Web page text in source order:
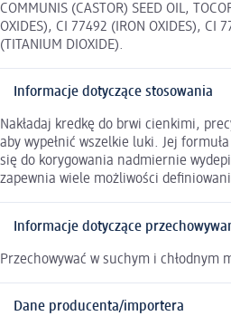
COMMUNIS (CASTOR) SEED OIL,
OXIDES), CI 77492 (IRON OXIDES), CI
(TITANIUM DIOXIDE).
Informacje dotyczące stosowania
Nakładaj kredkę do brwi cienkimi,
aby wypełnić wszelkie luki. Jej
się do korygowania nadmiernie
zapewnia wiele możliwości
Informacje dotyczące
Przechowywać w suchym i chłodnym
Dane producenta/importera